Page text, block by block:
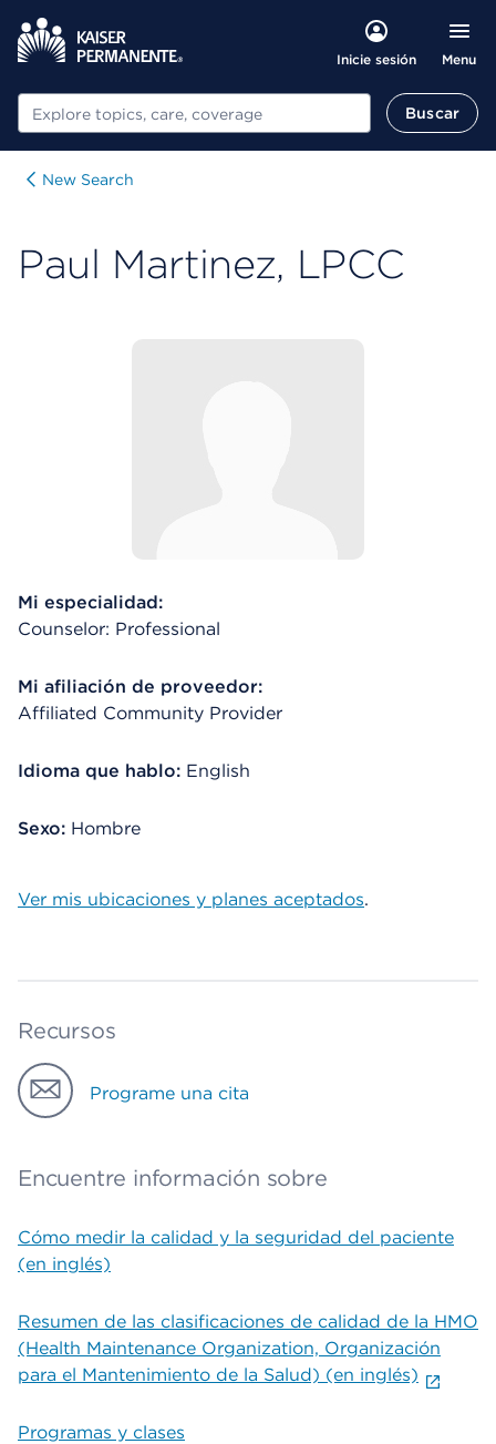
Inicie sesión Menu
Buscar Buscar
New Search
Paul Martinez, LPCC
Mi especialidad:
Counselor: Professional
Mi afiliación de proveedor:
Affiliated Community Provider
Idioma que hablo: English
Sexo: Hombre
Ver mis ubicaciones y planes aceptados.
Recursos
Programe una cita
Encuentre información sobre
Cómo medir la calidad y la seguridad del paciente
(en inglés)
Resumen de las clasificaciones de calidad de la HMO
(Health Maintenance Organization, Organización
para el Mantenimiento de la Salud) (en inglés)
Programas y clases